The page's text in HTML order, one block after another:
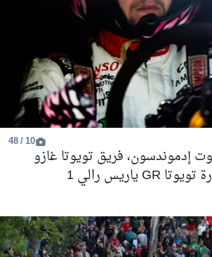
10 / 48
إدموندسون، فريق تويوتا غازو